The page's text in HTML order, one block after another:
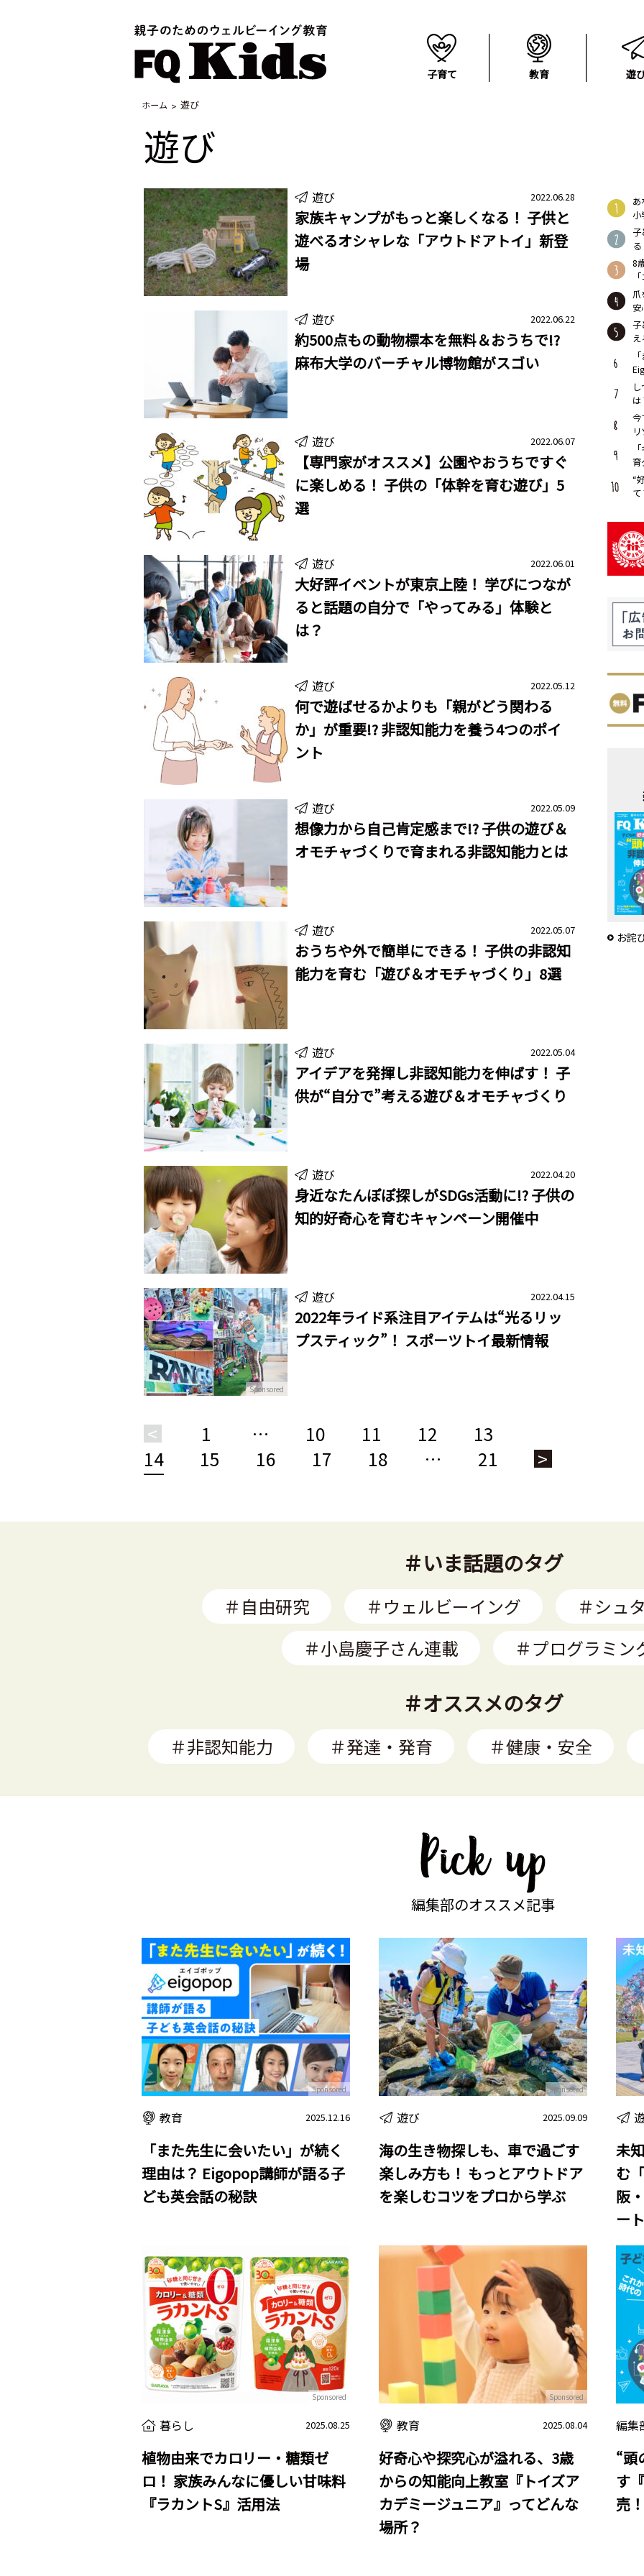
子育て 教育 遊
ホーム 遊び
遊び
遊び 2022.06.28
家族キャンプがもっと楽しくなる！ 子供と
遊べるオシャレな「アウトドアトイ」新登
場
遊び 2022.06.22
約500点もの動物標本を無料＆おうちで!?
麻布大学のバーチャル博物館がスゴい
遊び 2022.06.07
【専門家がオススメ】公園やおうちですぐ
に楽しめる！ 子供の「体幹を育む遊び」5
選
遊び 2022.06.01
大好評イベントが東京上陸！ 学びにつなが
ると話題の自分で「やってみる」体験と
は？
遊び 2022.05.12
何で遊ばせるかよりも「親がどう関わる
か」が重要!? 非認知能力を養う4つのポイ
ント
遊び 2022.05.09
想像力から自己肯定感まで!? 子供の遊び＆
オモチャづくりで育まれる非認知能力とは
遊び 2022.05.07
おうちや外で簡単にできる！ 子供の非認知
能力を育む「遊び＆オモチャづくり」8選
遊び 2022.05.04
アイデアを発揮し非認知能力を伸ばす！ 子
供が“自分で”考える遊び＆オモチャづくり
遊び 2022.04.20
身近なたんぽぽ探しがSDGs活動に!? 子供の
知的好奇心を育むキャンペーン開催中
遊び 2022.04.15
2022年ライド系注目アイテムは“光るリッ
プスティック”！ スポーツトイ最新情報
Sponsored
< 1 … 10 11 12
13
14
15 16 17 18 … 21 >
あ
小
子
8
爪
安
子
え
は
今
育
“
て
お詫
＃いま話題のタグ
＃自由研究 ＃ウェルビーイング
＃シュ
＃小島慶子さん連載
＃プログラミン
＃オススメのタグ
＃非認知能力 ＃発達・発育 ＃健康・安全
編集部のオススメ記事
教育 2025.12.16
「また先生に会いたい」が続く
理由は？ Eigopop講師が語る子
ども英会話の秘訣
Sponsored
遊び 2025.09.09
海の生き物探しも、車で過ごす
楽しみ方も！ もっとアウトドア
を楽しむコツをプロから学ぶ
Sponsored
未
む
阪
ート
暮らし 2025.08.25
植物由来でカロリー・糖類ゼ
ロ！ 家族みんなに優しい甘味料
『ラカントS』活用法
Sponsored
教育 2025.08.04
好奇心や探究心が溢れる、3歳
からの知能向上教室『トイズア
カデミージュニア』ってどんな
場所？
Sponsored
編集
“頭
す
売！